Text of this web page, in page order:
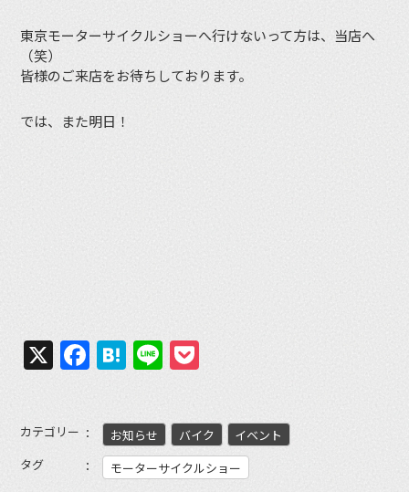
東京モーターサイクルショーへ行けないって方は、当店へ
（笑）
皆様のご来店をお待ちしております。
では、また明日！
X Facebook
Hatena
Line
カテゴリー お知らせ バイク
イベント
タグ
モーターサイクルショー